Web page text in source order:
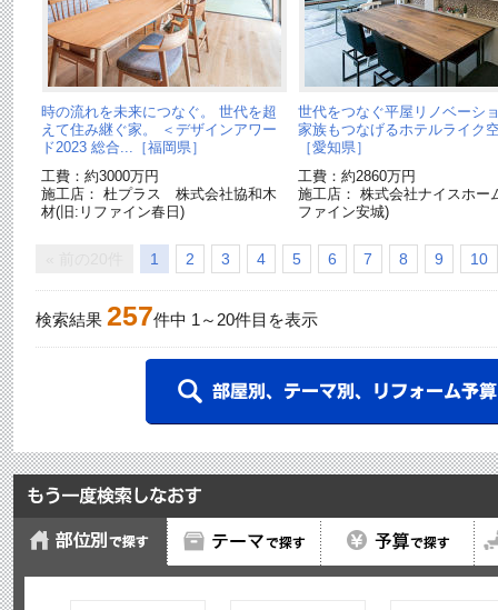
時の流れを未来につなぐ。 世代を超
えて住み継ぐ家。 ＜デザインアワー
ド2023 総合...［福岡県］
工費：約3000万円
施工店： 杜プラス 株式会社協和木
材(旧:リファイン春日)
世代をつなぐ平屋リノベーシ
家族もつなげるホテルライク
［愛知県］
工費：約2860万円
施工店： 株式会社ナイスホー
ファイン安城)
1 2 3 4 5 6 7 8 9 10
検索結果 257件中 1 ～ 20件目を表示